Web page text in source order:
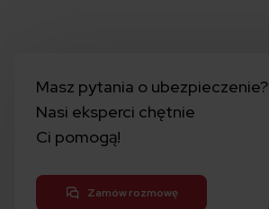
Masz pytania o ubezpieczenie?
Nasi eksperci chętnie
Ci pomogą!
Zamów rozmowę